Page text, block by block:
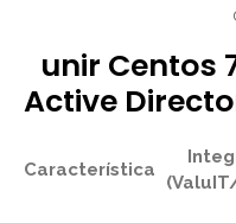
unir Centos
Active
Característica